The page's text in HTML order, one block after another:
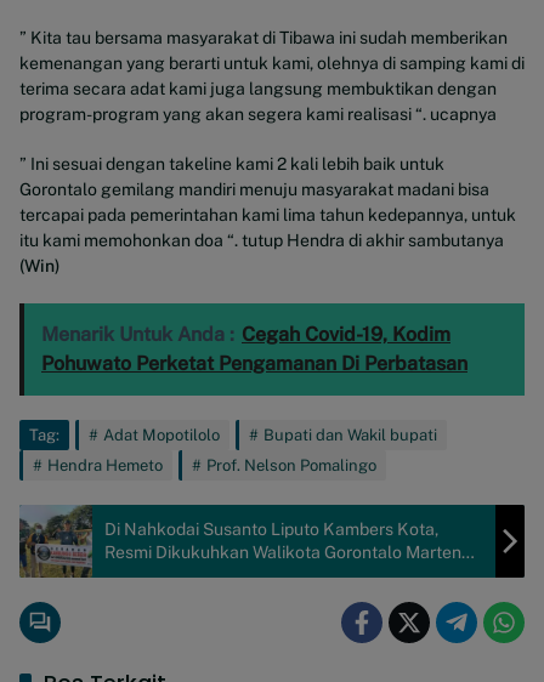
” Kita tau bersama masyarakat di Tibawa ini sudah memberikan
kemenangan yang berarti untuk kami, olehnya di samping kami di
terima secara adat kami juga langsung membuktikan dengan
program-program yang akan segera kami realisasi “. ucapnya
” Ini sesuai dengan takeline kami 2 kali lebih baik untuk
Gorontalo gemilang mandiri menuju masyarakat madani bisa
tercapai pada pemerintahan kami lima tahun kedepannya, untuk
itu kami memohonkan doa “. tutup Hendra di akhir sambutanya
(Win)
Menarik Untuk Anda : Cegah Covid-19, Kodim
Pohuwato Perketat Pengamanan Di Perbatasan
Tag: Adat Mopotilolo
Bupati dan Wakil bupati
Hendra Hemeto
Prof. Nelson Pomalingo
Di Nahkodai Susanto Liputo Kambers Kota,
Resmi Dikukuhkan Walikota Gorontalo Marten
Taha